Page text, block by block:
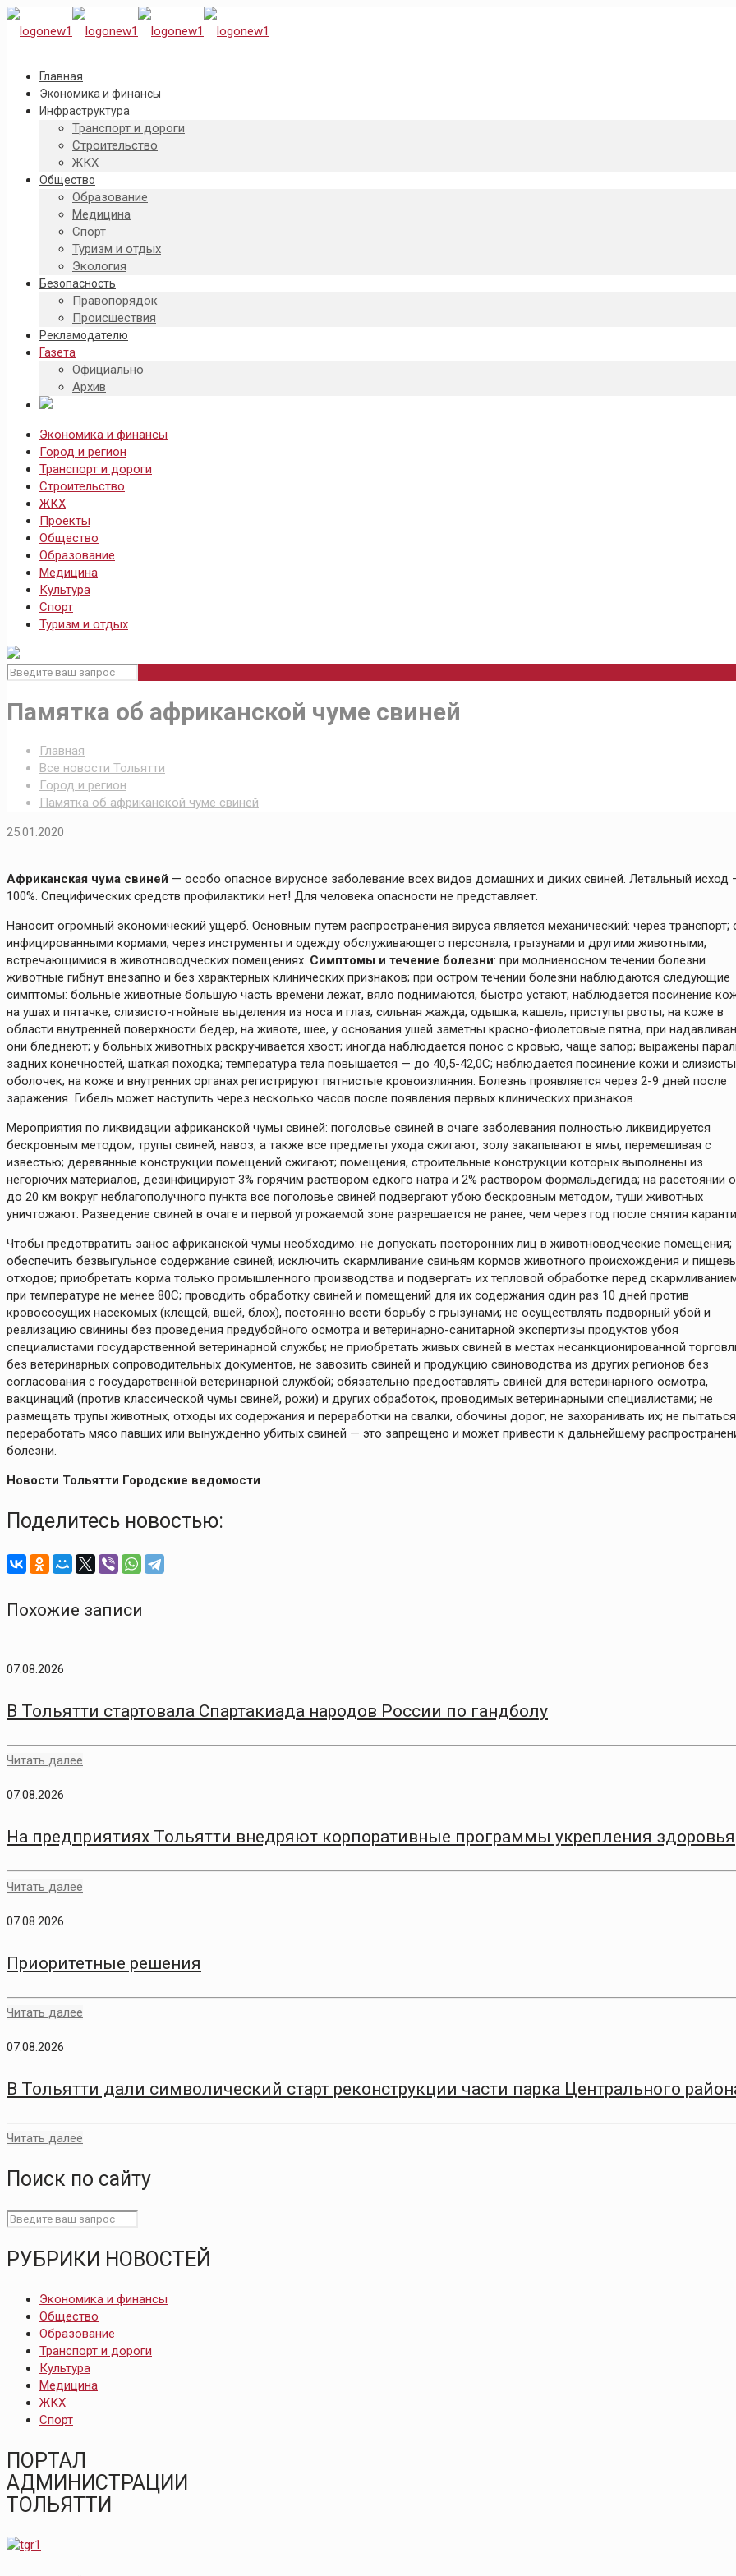
Главная
Экономика и финансы
Инфраструктура
Транспорт и дороги
Строительство
ЖКХ
Общество
Образование
Медицина
Спорт
Туризм и отдых
Экология
Безопасность
Правопорядок
Происшествия
Рекламодателю
Газета
Официально
Архив
Экономика и финансы
Город и регион
Транспорт и дороги
Строительство
ЖКХ
Проекты
Общество
Образование
Медицина
Культура
Спорт
Туризм и отдых
Памятка об африканской чуме свиней
Главная
Все новости Тольятти
Город и регион
Памятка об африканской чуме свиней
25.01.2020
Африканская чума свиней — особо опасное вирусное заболевание всех видов домашних и диких свиней. Летальный исход
100%. Специфических средств профилактики нет! Для человека опасности не представляет.
Наносит огромный экономический ущерб. Основным путем распространения вируса является механический: через транспорт;
инфицированными кормами; через инструменты и одежду обслуживающего персонала; грызунами и другими животными,
встречающимися в животноводческих помещениях. Симптомы и течение болезни: при молниеносном течении болезни
животные гибнут внезапно и без характерных клинических признаков; при остром течении болезни наблюдаются следующие
симптомы: больные животные большую часть времени лежат, вяло поднимаются, быстро устают; наблюдается посинение
на ушах и пятачке; слизисто-гнойные выделения из носа и глаз; сильная жажда; одышка; кашель; приступы рвоты; на коже в
области внутренней поверхности бедер, на животе, шее, у основания ушей заметны красно-фиолетовые пятна, при
они бледнеют; у больных животных раскручивается хвост; иногда наблюдается понос с кровью, чаще запор; выражены
задних конечностей, шаткая походка; температура тела повышается — до 40,5-42,0С; наблюдается посинение кожи и
оболочек; на коже и внутренних органах регистрируют пятнистые кровоизлияния. Болезнь проявляется через 2-9 дней после
заражения. Гибель может наступить через несколько часов после появления первых клинических признаков.
Мероприятия по ликвидации африканской чумы свиней: поголовье свиней в очаге заболевания полностью ликвидируется
бескровным методом; трупы свиней, навоз, а также все предметы ухода сжигают, золу закапывают в ямы, перемешивая с
известью; деревянные конструкции помещений сжигают; помещения, строительные конструкции которых выполнены из
негорючих материалов, дезинфицируют 3% горячим раствором едкого натра и 2% раствором формальдегида; на расстоянии
до 20 км вокруг неблагополучного пункта все поголовье свиней подвергают убою бескровным методом, туши животных
уничтожают. Разведение свиней в очаге и первой угрожаемой зоне разрешается не ранее, чем через год после снятия
Чтобы предотвратить занос африканской чумы необходимо: не допускать посторонних лиц в животноводческие помещения;
обеспечить безвыгульное содержание свиней; исключить скармливание свиньям кормов животного происхождения и
отходов; приобретать корма только промышленного производства и подвергать их тепловой обработке перед
при температуре не менее 80С; проводить обработку свиней и помещений для их содержания один раз 10 дней против
кровососущих насекомых (клещей, вшей, блох), постоянно вести борьбу с грызунами; не осуществлять подворный убой и
реализацию свинины без проведения предубойного осмотра и ветеринарно-санитарной экспертизы продуктов убоя
специалистами государственной ветеринарной службы; не приобретать живых свиней в местах несанкционированной
без ветеринарных сопроводительных документов, не завозить свиней и продукцию свиноводства из других регионов без
согласования с государственной ветеринарной службой; обязательно предоставлять свиней для ветеринарного осмотра,
вакцинаций (против классической чумы свиней, рожи) и других обработок, проводимых ветеринарными специалистами; не
размещать трупы животных, отходы их содержания и переработки на свалки, обочины дорог, не захоранивать их; не пытаться
переработать мясо павших или вынужденно убитых свиней — это запрещено и может привести к дальнейшему
болезни.
Новости Тольятти Городские ведомости
Поделитесь новостью:
Похожие записи
07.08.2026
В Тольятти стартовала Спартакиада народов России по гандболу
Читать далее
07.08.2026
На предприятиях Тольятти внедряют корпоративные программы укрепления здоровья
Читать далее
07.08.2026
Приоритетные решения
Читать далее
07.08.2026
В Тольятти дали символический старт реконструкции части парка Центрального
Читать далее
Поиск по сайту
РУБРИКИ НОВОСТЕЙ
Экономика и финансы
Общество
Образование
Транспорт и дороги
Культура
Медицина
ЖКХ
Спорт
ПОРТАЛ
АДМИНИСТРАЦИИ
ТОЛЬЯТТИ